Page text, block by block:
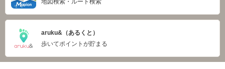
地図検索・ルート検索
aruku&（あるくと）
歩いてポイントが貯まる